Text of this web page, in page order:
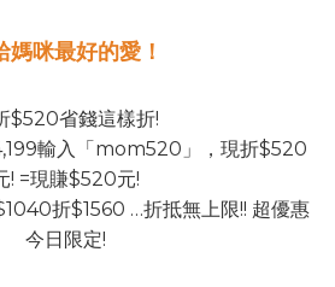
媽咪最好的愛！
$520省錢這樣折!
輸入「mom520」，現折$520
! =現賺$520元!
折$1560 …折抵無上限!! 超優惠
今日限定!